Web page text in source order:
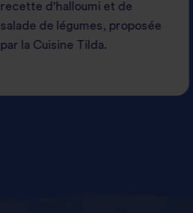
recette d'halloumi et de
salade de légumes, proposée
par la Cuisine Tilda.